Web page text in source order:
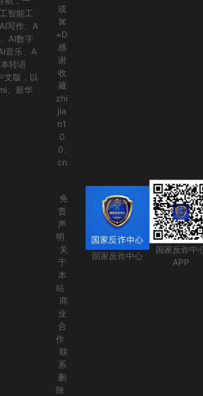
智能工
AI写作 、 A
、 AI数字
音乐、 A
转语
文版 ，以
、 新华
或
⌘
+D
感
谢
收
藏
zhi
jia
n1
0
0.
cn
免
责
声
明
关
于
本
站
商
业
合
作
联
系
删
除
国家反诈中心
国家反诈中
APP